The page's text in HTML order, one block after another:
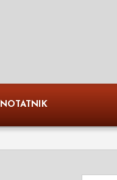
NOTATNIK